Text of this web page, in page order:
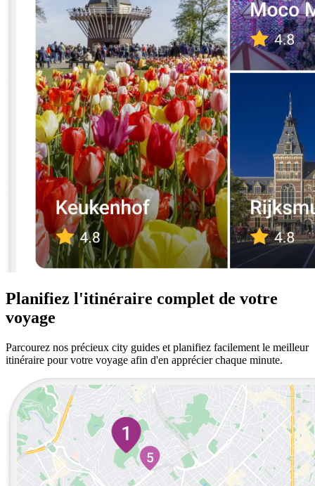
Planifiez l'itinéraire complet de votre
voyage
Parcourez nos précieux city guides et planifiez facilement le meilleur
itinéraire pour votre voyage afin d'en apprécier chaque minute.